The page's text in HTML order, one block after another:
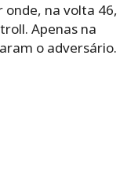
onde, na volta 46,
Apenas na
o adversário.